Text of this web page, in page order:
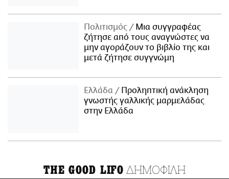
Πολιτισμός
Μια συγγραφέας
ζήτησε από τους αναγνώστες να
μην αγοράζουν το βιβλίο της και
μετά ζήτησε συγγνώμη
Ελλάδα
Προληπτική ανάκληση
γνωστής γαλλικής μαρμελάδας
στην Ελλάδα
THE GOOD LIFO ΔΗΜΟΦΙΛΗ